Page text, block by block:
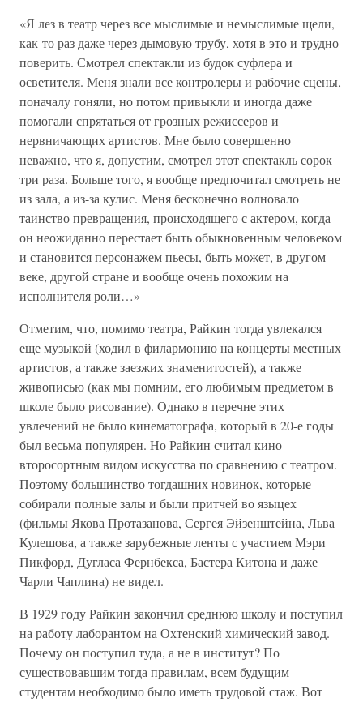
«Я лез в театр через все мыслимые и немыслимые щели,
как-то раз даже через дымовую трубу, хотя в это и трудно
поверить. Смотрел спектакли из будок суфлера и
осветителя. Меня знали все контролеры и рабочие сцены,
поначалу гоняли, но потом привыкли и иногда даже
помогали спрятаться от грозных режиссеров и
нервничающих артистов. Мне было совершенно
неважно, что я, допустим, смотрел этот спектакль сорок
три раза. Больше того, я вообще предпочитал смотреть не
из зала, а из-за кулис. Меня бесконечно волновало
таинство превращения, происходящего с актером, когда
он неожиданно перестает быть обыкновенным человеком
и становится персонажем пьесы, быть может, в другом
веке, другой стране и вообще очень похожим на
исполнителя роли…»
Отметим, что, помимо театра, Райкин тогда увлекался
еще музыкой (ходил в филармонию на концерты местных
артистов, а также заезжих знаменитостей), а также
живописью (как мы помним, его любимым предметом в
школе было рисование). Однако в перечне этих
увлечений не было кинематографа, который в 20-е годы
был весьма популярен. Но Райкин считал кино
второсортным видом искусства по сравнению с театром.
Поэтому большинство тогдашних новинок, которые
собирали полные залы и были притчей во языцех
(фильмы Якова Протазанова, Сергея Эйзенштейна, Льва
Кулешова, а также зарубежные ленты с участием Мэри
Пикфорд, Дугласа Фернбекса, Бастера Китона и даже
Чарли Чаплина) не видел.
В 1929 году Райкин закончил среднюю школу и поступил
на работу лаборантом на Охтенский химический завод.
Почему он поступил туда, а не в институт? По
существовавшим тогда правилам, всем будущим
студентам необходимо было иметь трудовой стаж. Вот